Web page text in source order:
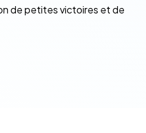
de petites victoires et de